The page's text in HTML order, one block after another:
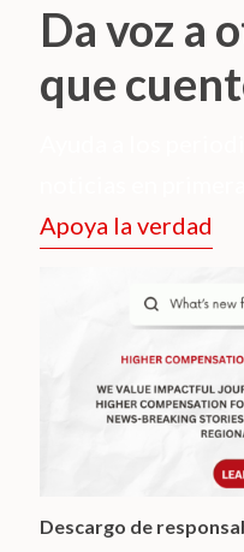
Da voz a
que
Apoya la verdad
Descargo de